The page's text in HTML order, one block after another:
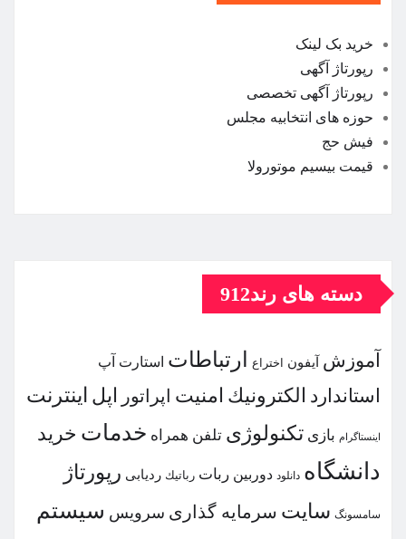
خرید بک لینک
رپورتاژ آگهی
رپورتاژ آگهی تخصصی
حوزه های انتخابیه مجلس
فیش حج
قیمت بیسیم موتورولا
دسته های رند912
آموزش آیفون اختراع ارتباطات استارت آپ
استاندارد الكترونیك امنیت اپراتور اپل اینترنت
اینستاگرام بازی تكنولوژی تلفن همراه خدمات خرید
دانشگاه دانلود دوربین ربات رباتیك ردیابی رپورتاژ
سامسونگ سایت سرمایه گذاری سرویس سیستم